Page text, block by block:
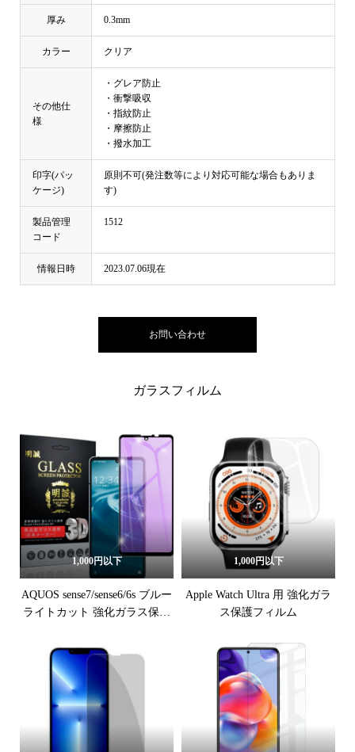
厚み 0.3mm
カラー クリア
その他仕
様
・グレア防止
・衝撃吸収
・指紋防止
・摩擦防止
・撥水加工
印字(パッ
ケージ)
原則不可(発注数等により対応可能な場合もありま
す)
製品管理
コード
1512
情報日時 2023.07.06現在
お問い合わせ
ガラスフィルム
1,000円以下
AQUOS sense7/sense6/6s ブルー
ライトカット 強化ガラス保護
1,000円以下
Apple Watch Ultra 用 強化ガラ
ス保護フィルム